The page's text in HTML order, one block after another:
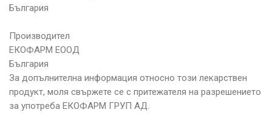
България
Производител
ЕКОФАРМ ЕООД
България
За допълнителна информация относно този лекарствен
продукт, моля свържете се с притежателя на разрешението
за употреба ЕКОФАРМ ГРУП АД.